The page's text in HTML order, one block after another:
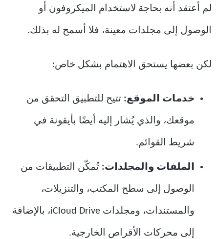
لم أعتقد أنه بحاجة لاستخدام الميكروفون أو
الوصول إلى مجلدات معينة، فلا أسمح له بذلك.
لكن بعضها يستحق الاهتمام بشكل خاص:
خدمات الموقع: تتيح للتطبيق التحقق من
موقعك، والذي يُشار إليه أيضًا بأيقونة في
شريط القوائم.
الملفات والمجلدات: تُمكّن التطبيقات من
الوصول إلى سطح المكتب، والتنزيلات،
والمستندات، ومجلدات iCloud Drive، بالإضافة
إلى محركات الأقراص الخارجية.